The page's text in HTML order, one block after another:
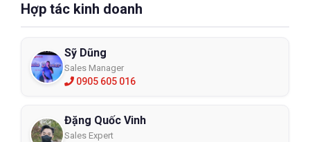
Hợp tác kinh doanh
Sỹ Dũng
Sales Manager
0905 605 016
Đặng Quốc Vinh
Sales Expert